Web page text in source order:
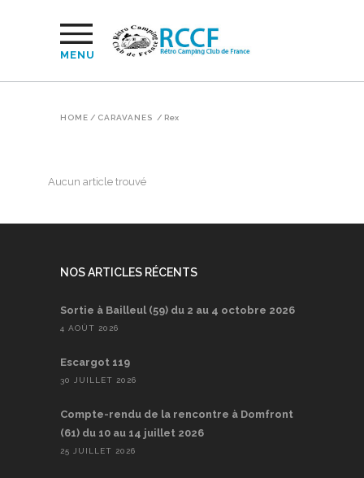
MENU
HOME / CARAVANES / Rex
Aucun article trouvé
NOS ARTICLES RÉCENTS
Sortie à Bailleul (59) du 2 au 4 octobre 2026
4 AOÛT 2026
Escargot 119
30 JUILLET 2026
Compte-rendu de la rencontre à Domfront
(61) du 10 au 14 juillet 2026
25 JUILLET 2026